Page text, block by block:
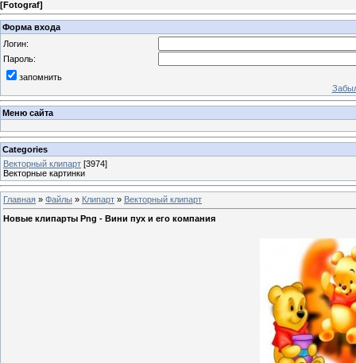
[Fotograf]
Форма входа
Логин:
Пароль:
запомнить
Меню сайта
Categories
Векторный клипарт [3974]
Векторные картинки
Главная » Файлы » Клипарт » Векторный клипарт
Новые клипарты Png - Вини пух и его компания